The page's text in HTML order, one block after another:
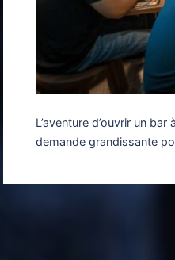
L’aventure d’ouvrir un
demande grandissante